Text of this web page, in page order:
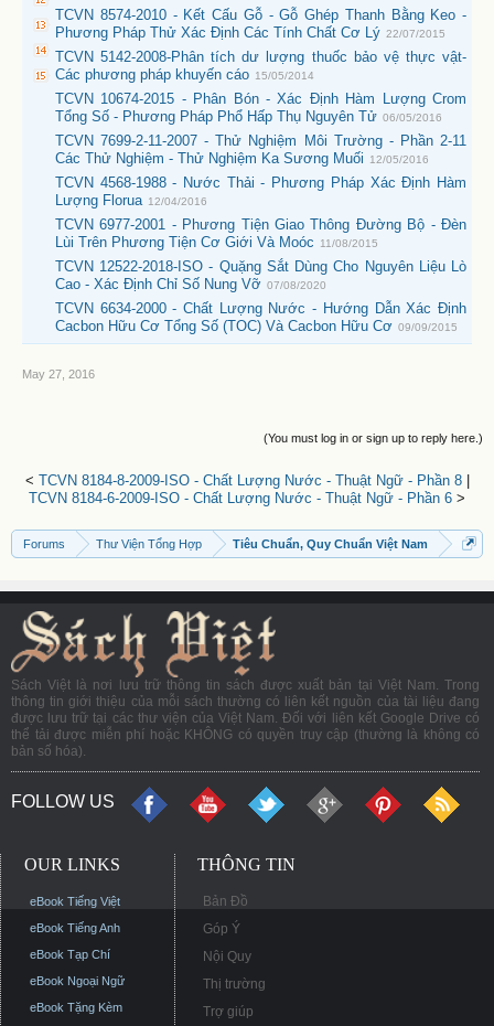
TCVN 8574-2010 - Kết Cấu Gỗ - Gỗ Ghép Thanh Bằng Keo -
Phương Pháp Thử Xác Định Các Tính Chất Cơ Lý 22/07/2015
TCVN 5142-2008-Phân tích dư lượng thuốc bảo vệ thực vật-
Các phương pháp khuyến cáo 15/05/2014
TCVN 10674-2015 - Phân Bón - Xác Định Hàm Lượng Crom
Tổng Số - Phương Pháp Phổ Hấp Thụ Nguyên Tử 06/05/2016
TCVN 7699-2-11-2007 - Thử Nghiệm Môi Trường - Phần 2-11
Các Thử Nghiệm - Thử Nghiệm Ka Sương Muối
12/05/2016
TCVN 4568-1988 - Nước Thải - Phương Pháp Xác Định Hàm
Lượng Florua 12/04/2016
TCVN 6977-2001 - Phương Tiện Giao Thông Đường Bộ - Đèn
Lùi Trên Phương Tiện Cơ Giới Và Moóc
11/08/2015
TCVN 12522-2018-ISO - Quặng Sắt Dùng Cho Nguyên Liệu Lò
Cao - Xác Định Chỉ Số Nung Vỡ 07/08/2020
TCVN 6634-2000 - Chất Lượng Nước - Hướng Dẫn Xác Định
Cacbon Hữu Cơ Tổng Số (TOC) Và Cacbon Hữu Cơ 09/09/2015
May 27, 2016
(You must log in or sign up to reply here.)
< TCVN 8184-8-2009-ISO - Chất Lượng Nước - Thuật Ngữ - Phần 8|
TCVN 8184-6-2009-ISO - Chất Lượng Nước - Thuật Ngữ - Phần 6 >
Forums Thư Viện Tổng Hợp Tiêu Chuẩn, Quy Chuẩn Việt Nam
Sách Việt là nơi lưu trữ thông tin sách được xuất bản tại Việt Nam. Trong
thông tin giới thiệu của mỗi sách thường có liên kết nguồn của tài liệu đang
được lưu trữ tại các thư viện của Việt Nam. Đối với liên kết Google Drive có
thể tải được miễn phí hoặc KHÔNG có quyền truy cập (thường là không có
bản số hóa).
FOLLOW US
OUR LINKS
eBook Tiếng Việt
eBook Tiếng Anh
eBook Tạp Chí
eBook Ngoại Ngữ
eBook Tặng Kèm
THÔNG TIN
Bản Đồ
Góp Ý
Nội Quy
Thị trường
Trợ giúp